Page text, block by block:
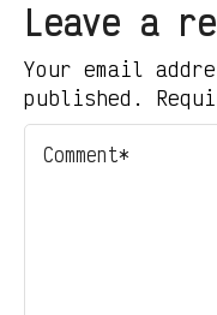
Leave a
Your email
published.